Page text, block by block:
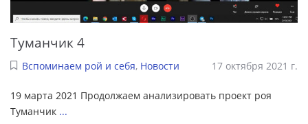
Туманчик 4
Вспоминаем рой и себя, Новости 17 октября 2021 г.
19 марта 2021 Продолжаем анализировать проект роя
Туманчик ...